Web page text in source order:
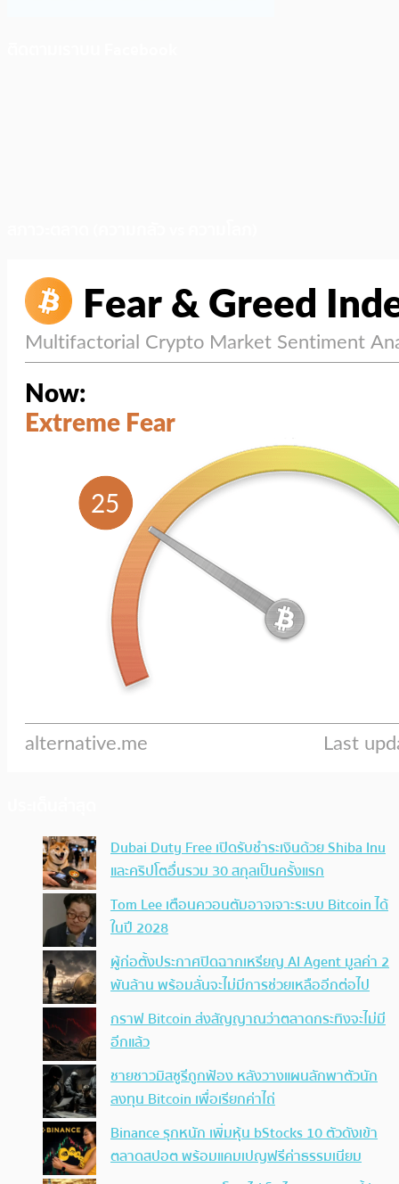
Dubai Duty Free เปิดรับชำระเงินด้วย Shiba Inu
และคริปโตอื่นรวม 30 สกุลเป็นครั้งแรก
Tom Lee เตือนควอนตัมอาจเจาะระบบ Bitcoin ได้
ในปี 2028
ผู้ก่อตั้งประกาศปิดฉากเหรียญ AI Agent มูลค่า 2
พันล้าน พร้อมลั่นจะไม่มีการช่วยเหลืออีกต่อไป
กราฟ Bitcoin ส่งสัญญาณว่าตลาดกระทิงจะไม่มี
อีกแล้ว
ชายชาวมิสซูรีถูกฟ้อง หลังวางแผนลักพาตัวนัก
ลงทุน Bitcoin เพื่อเรียกค่าไถ่
Binance รุกหนัก เพิ่มหุ้น bStocks 10 ตัวดังเข้า
ตลาดสปอต พร้อมแคมเปญฟรีค่าธรรมเนียม